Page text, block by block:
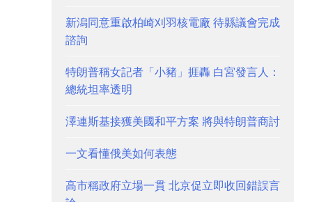
新潟同意重啟柏崎刈羽核電廠 待縣議會完成
諮詢
特朗普稱女記者「小豬」捱轟 白宮發言人：
總統坦率透明
澤連斯基接獲美國和平方案 將與特朗普商討
一文看懂俄美如何表態
高市稱政府立場一貫 北京促立即收回錯誤言